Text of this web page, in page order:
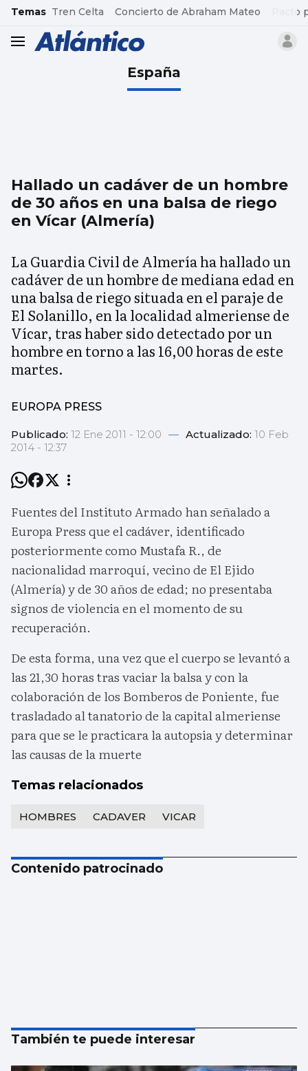
common.go-to-content
Temas Tren Celta Concierto de Abraham Mateo Pacto
header.menu.open
España
Hallado un cadáver de un hombre
de 30 años en una balsa de riego
en Vícar (Almería)
La Guardia Civil de Almería ha hallado un
cadáver de un hombre de mediana edad en
una balsa de riego situada en el paraje de
El Solanillo, en la localidad almeriense de
Vícar, tras haber sido detectado por un
hombre en torno a las 16,00 horas de este
martes.
EUROPA PRESS
Publicado: 12 Ene 2011 - 12:00 — Actualizado: 10 Feb
2014 - 12:37
Fuentes del Instituto Armado han señalado a
Europa Press que el cadáver, identificado
posteriormente como Mustafa R., de
nacionalidad marroquí, vecino de El Ejido
(Almería) y de 30 años de edad; no presentaba
signos de violencia en el momento de su
recuperación.
De esta forma, una vez que el cuerpo se levantó a
las 21,30 horas tras vaciar la balsa y con la
colaboración de los Bomberos de Poniente, fue
trasladado al tanatorio de la capital almeriense
para que se le practicara la autopsia y determinar
las causas de la muerte
Temas relacionados
HOMBRES CADAVER VICAR
Contenido patrocinado
También te puede interesar